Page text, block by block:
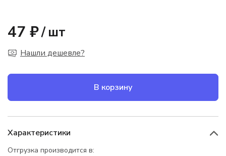
47 ₽/ шт
Нашли дешевле?
В корзину
Характеристики
Отгрузка производится в: